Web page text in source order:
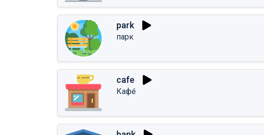
park
парк
cafe
Кафе́